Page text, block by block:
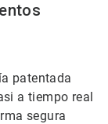
patentada
a tiempo real
segura